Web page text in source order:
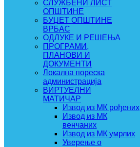
СЛУЖБЕНИ ЛИСТ
ОПШТИНЕ
БУЏЕТ ОПШТИНЕ
ВРБАС
ОДЛУКЕ И РЕШЕЊА
ПРОГРАМИ,
ПЛАНОВИ И
ДОКУМЕНТИ
Локална пореска
администрација
ВИРТУЕЛНИ
МАТИЧАР
Извод из МК рођених
Извод из МК
венчаних
Извод из МК умрлих
Уверење о